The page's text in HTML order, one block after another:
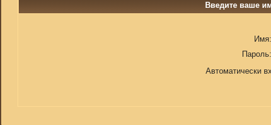
Введите ваше
Имя:
Пароль:
Автоматически